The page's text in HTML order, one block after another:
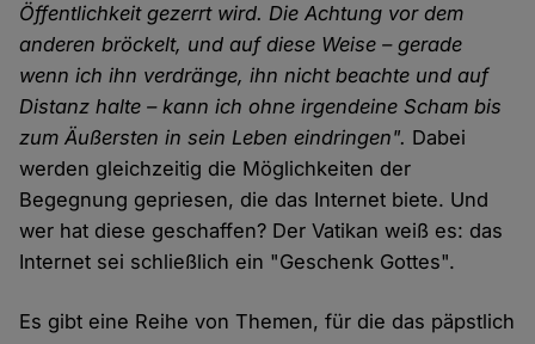
Öffentlichkeit gezerrt wird. Die Achtung vor dem
anderen bröckelt, und auf diese Weise – gerade
wenn ich ihn verdränge, ihn nicht beachte und auf
Distanz halte – kann ich ohne irgendeine Scham bis
zum Äußersten in sein Leben eindringen". Dabei
werden gleichzeitig die Möglichkeiten der
Begegnung gepriesen, die das Internet biete. Und
wer hat diese geschaffen? Der Vatikan weiß es: das
Internet sei schließlich ein "Geschenk Gottes".
Es gibt eine Reihe von Themen, für die das päpstlich